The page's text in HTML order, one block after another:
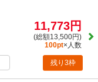
11,773円
(総額13,500円)
100pt×人数
残り3枠